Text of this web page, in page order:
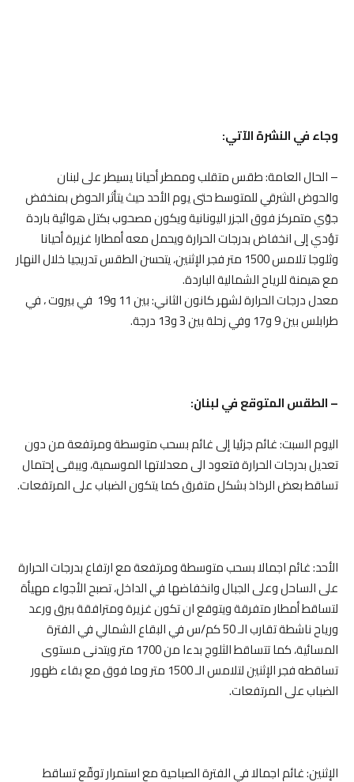
وجاء في النشرة الآتي:
– الحال العامة: طقس متقلب وممطر أحيانا يسيطر على لبنان
والحوض الشرقي للمتوسط حتى يوم الأحد حيث يتأثر الحوض بمنخفض
جوّي متمركز فوق الجزر اليونانية ويكون مصحوب بكتل هوائية باردة
تؤدي إلى انخفاض بدرجات الحرارة ويحمل معه أمطارا غزيرة أحيانا
وثلوجا تلامس 1500 متر فجر الإثنين، يتحسن الطقس تدريجيا خلال النهار
مع هيمنة للرياح الشمالية الباردة.
معدل درجات الحرارة لشهر كانون الثاني: بين 11 و19 في بيروت ، في
طرابلس بين 9 و17 وفي زحلة بين 3 و13 درجة.
– الطقس المتوقع في لبنان:
اليوم السبت: غائم جزئيا إلى غائم بسحب متوسطة ومرتفعة من دون
تعديل بدرجات الحرارة فتعود الى معدلاتها الموسمية، ويبقى إحتمال
تساقط بعض الرذاذ بشكل متفرق كما يتكون الضباب على المرتفعات.
الأحد: غائم اجمالا بسحب متوسطة ومرتفعة مع ارتفاع بدرجات الحرارة
على الساحل وعلى الجبال وانخفاضها في الداخل، تصبح الأجواء مهيأة
لتساقط أمطار متفرقة ويتوقع ان تكون غزيرة ومترافقة ببرق ورعد
ورياح ناشطة تقارب الـ 50 كم/س في البقاع الشمالي في الفترة
المسائية، كما تتساقط الثلوج بدءا من 1700 متر ويتدنى مستوى
تساقطه فجر الإثنين لتلامس الـ 1500 متر وما فوق مع بقاء ظهور
الضباب على المرتفعات.
الإثنين: غائم اجمالا في الفترة الصباحية مع استمرار توقّع تساقط